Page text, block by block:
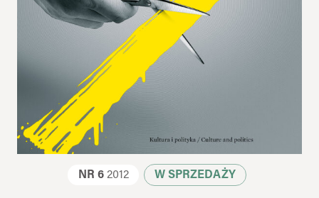
NR 62012 W SPRZEDAŻY